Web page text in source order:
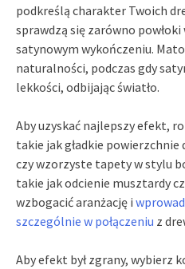
podkreślą charakter Twoich
sprawdzą się zarówno
satynowym wykończeniu.
naturalności, podczas gdy
lekkości, odbijając światło.
Aby uzyskać najlepszy efekt,
takie jak gładkie
czy wzorzyste tapety w stylu
takie jak odcienie musztardy
wzbogacić aranżację i
szczególnie w połączeniu z
Aby efekt był zgrany, wybierz